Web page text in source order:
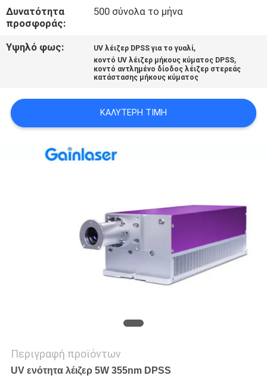
ΖΗΤΉΣΤΕ
ΈΝΑ
ΑΠΌΣΠΑΣΜΑ
SITEMAP
PRIVACY
POLICY
Δυνατότητα
προσφοράς:
500 σύνολα το μήνα
Υψηλό φως: UV λέιζερ DPSS για το γυαλί,
κοντό UV λέιζερ μήκους κύματος DPSS,
κοντό αντλημένο δίοδος λέιζερ στερεάς
κατάστασης μήκους κύματος
ΚΑΛΎΤΕΡΗ ΤΙΜΉ
Περιγραφή προϊόντων
UV ενότητα λέιζερ 5W 355nm DPSS